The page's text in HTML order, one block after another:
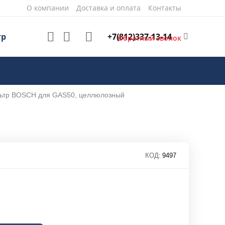
О компании Доставка и оплата Контакты
+7(812)337-13-14
Обратный звонок
BOSCH для GAS50, целлюлозный
КОД: 9497